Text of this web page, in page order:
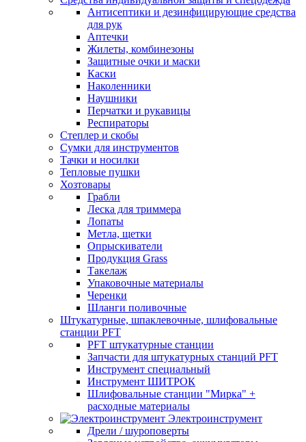
Антисептики и дезинфицирующие средства
для рук
Аптечки
Жилеты, комбинезоны
Защитные очки и маски
Каски
Наколенники
Наушники
Перчатки и рукавицы
Респираторы
Степлер и скобы
Сумки для инструментов
Тачки и носилки
Тепловые пушки
Хозтовары
Грабли
Леска для триммера
Лопаты
Метла, щетки
Опрыскиватели
Продукция Grass
Такелаж
Упаковочные материалы
Черенки
Шланги поливочные
Штукатурные, шпаклевочные, шлифовальные
станции PFT
PFT штукатурные станции
Запчасти для штукатурных станций PFT
Инструмент специальный
Инструмент ШИТРОК
Шлифовальные станции "Мирка" +
расходные материалы
Электроинструмент
Дрели / шуроповерты